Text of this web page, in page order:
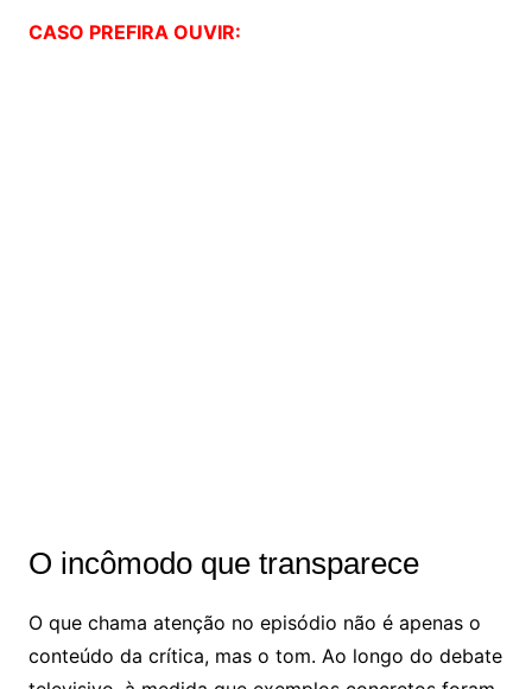
CASO PREFIRA OUVIR:
O incômodo que transparece
O que chama atenção no episódio não é apenas o
conteúdo da crítica, mas o tom. Ao longo do debate